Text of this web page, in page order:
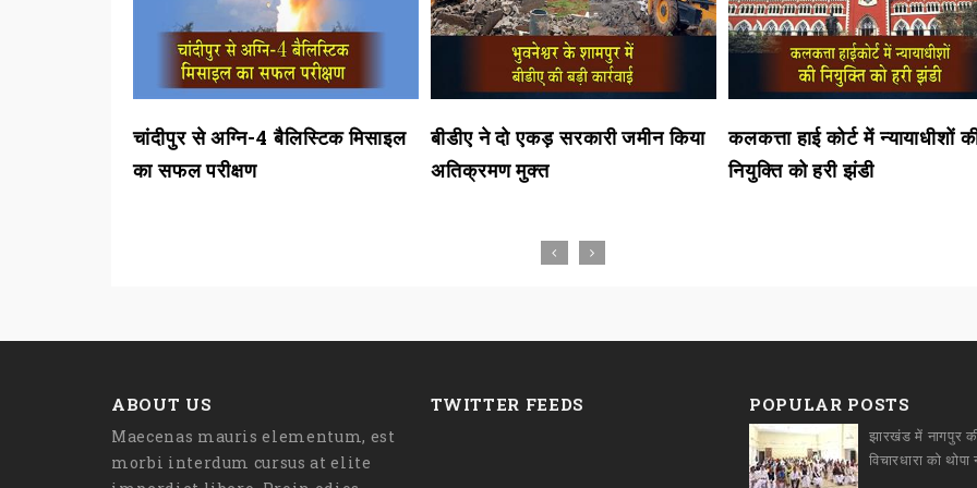
चांदीपुर से अग्नि-4 बैलिस्टिक मिसाइल
का सफल परीक्षण
बीडीए ने दो एकड़ सरकारी जमीन किया
अतिक्रमण मुक्त
कलकत्ता हाई कोर्ट में न्यायाधीशों
नियुक्ति को हरी झंडी
ABOUT US
Maecenas mauris elementum, est
morbi interdum cursus at elite
TWITTER FEEDS POPULAR POSTS
झारखंड में नागपुर